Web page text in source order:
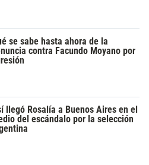
se sabe hasta ahora de la
contra Facundo Moyano por
llegó Rosalía a Buenos Aires en el
del escándalo por la selección